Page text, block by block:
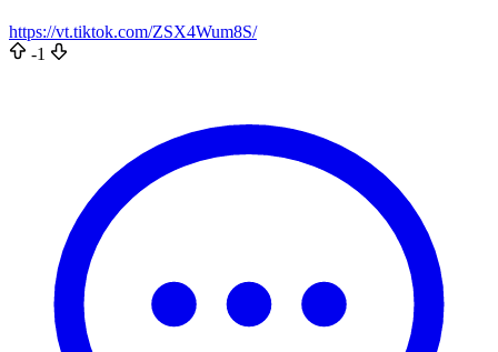
https://vt.tiktok.com/ZSX4Wum8S/
-1